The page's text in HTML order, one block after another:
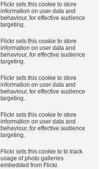
Flickr sets this cookie to store
information on user data and
behaviour, for effective audience
targeting.
Flickr sets this cookie to store
information on user data and
behaviour, for effective audience
targeting.
Flickr sets this cookie to store
information on user data and
behaviour, for effective audience
targeting.
Flickr sets this cookie to store
information on user data and
behaviour, for effective audience
targeting.
Flickr sets this cookie to to track
usage of photo galleries
embedded from Flickr.